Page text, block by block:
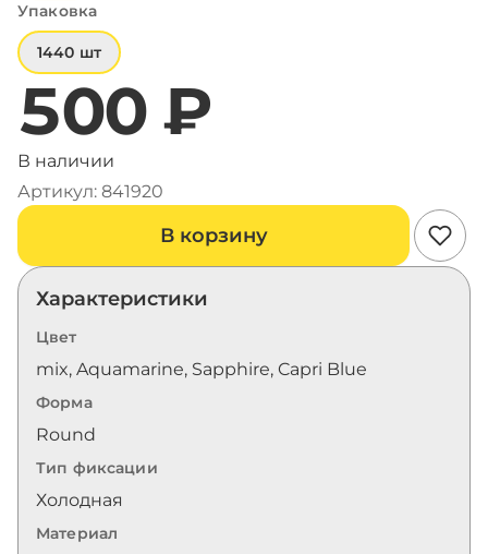
Упаковка
1440 шт
500 ₽
В наличии
Артикул: 841920
В корзину
Характеристики
Цвет
mix, Aquamarine, Sapphire, Capri Blue
Форма
Round
Тип фиксации
Холодная
Материал